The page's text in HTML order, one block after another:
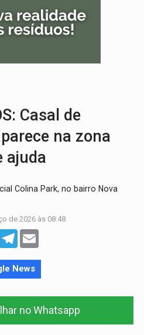
Amazônia Negra ganha projeção nacional com participação de
Velho tem chances de chuvas isoladas nesta
Casal de
na zona
ajuda
Colina Park, no bairro Nova
de 2026 às 08:48
Telegram
News
no Whatsapp